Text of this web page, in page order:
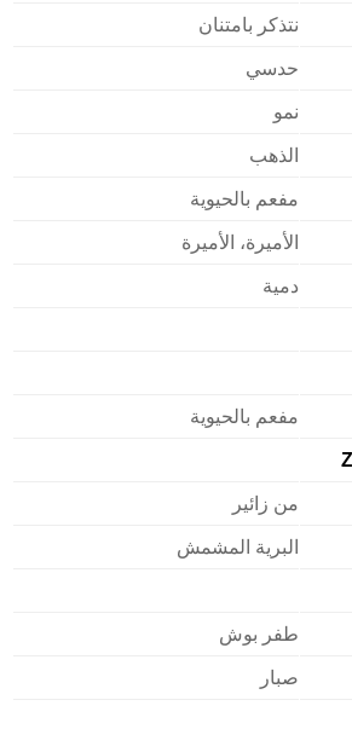
نتذكر بامتنان
حدسي
الذهب
مفعم بالحيوية
الأميرة، الأميرة
دمية
مفعم بالحيوية
من زائير
البرية المشمش
طفر بوش
صبار